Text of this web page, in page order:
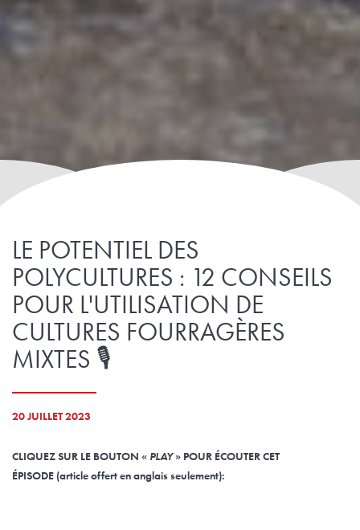
LE POTENTIEL DES
POLYCULTURES : 12 CONSEILS
POUR L'UTILISATION DE
CULTURES FOURRAGÈRES
MIXTES 🎙️
20 JUILLET 2023
CLIQUEZ SUR LE BOUTON « PLAY» POUR ÉCOUTER CET
ÉPISODE (article offert en anglais seulement):